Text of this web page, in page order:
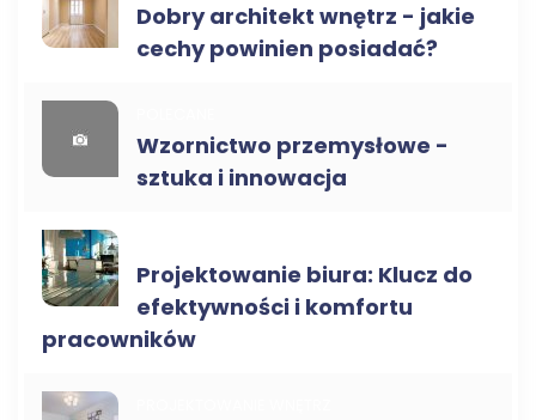
Dobry architekt wnętrz - jakie
cechy powinien posiadać?
Wzornictwo przemysłowe -
sztuka i innowacja
Projektowanie biura: Klucz do
efektywności i komfortu
pracowników